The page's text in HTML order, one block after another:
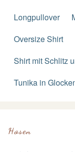
Longpullover
Oversize Shirt
Shirt mit Schlitz
Tunika in
Hosen